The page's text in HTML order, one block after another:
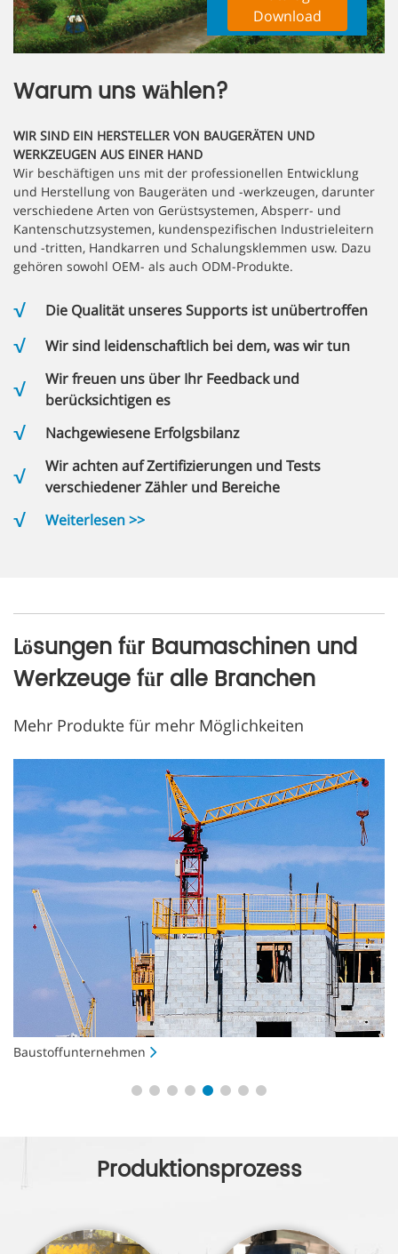
Download
Warum uns wählen?
WIR SIND EIN HERSTELLER VON BAUGERÄTEN UND
WERKZEUGEN AUS EINER HAND
Wir beschäftigen uns mit der professionellen Entwicklung
und Herstellung von Baugeräten und -werkzeugen, darunter
verschiedene Arten von Gerüstsystemen, Absperr- und
Kantenschutzsystemen, kundenspezifischen Industrieleitern
und -tritten, Handkarren und Schalungsklemmen usw. Dazu
gehören sowohl OEM- als auch ODM-Produkte.
Die Qualität unseres Supports ist unübertroffen
Wir sind leidenschaftlich bei dem, was wir tun
Wir freuen uns über Ihr Feedback und
berücksichtigen es
Nachgewiesene Erfolgsbilanz
Wir achten auf Zertifizierungen und Tests
verschiedener Zähler und Bereiche
Weiterlesen >>
Lösungen für Baumaschinen und
Werkzeuge für alle Branchen
Mehr Produkte für mehr Möglichkeiten
Baustoffunternehmen
Produktionsprozess